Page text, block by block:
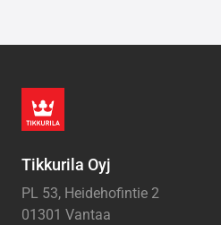
Tikkurila Oyj
PL 53, Heidehofintie 2
01301 Vantaa